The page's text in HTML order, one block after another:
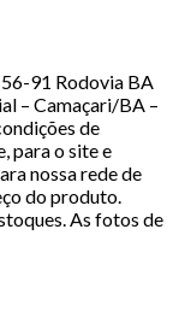
91 Rodovia BA
– Camaçari/BA –
de
para o site e
nossa rede de
do produto.
As fotos de